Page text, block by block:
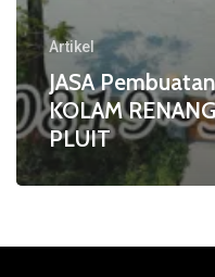
Artikel
JASA Pembuatan
KOLAM
PLUIT